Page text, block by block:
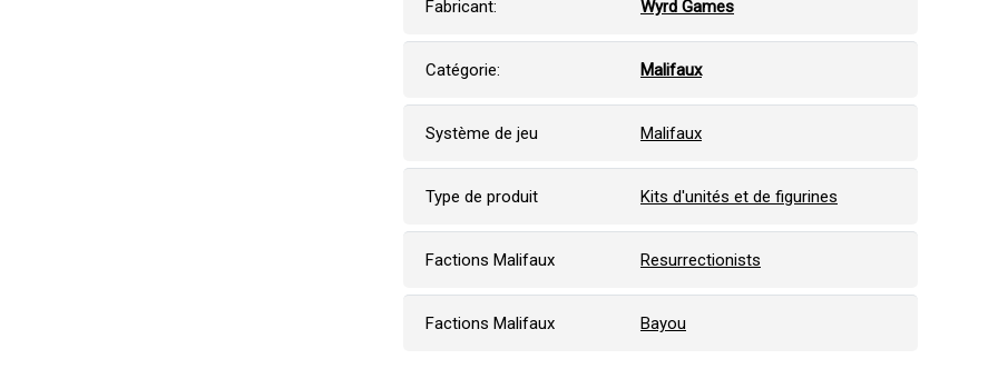
Fabricant: Wyrd Games
Catégorie: Malifaux
Système de jeu Malifaux
Type de produit Kits d'unités et de figurines
Factions Malifaux Resurrectionists
Factions Malifaux Bayou